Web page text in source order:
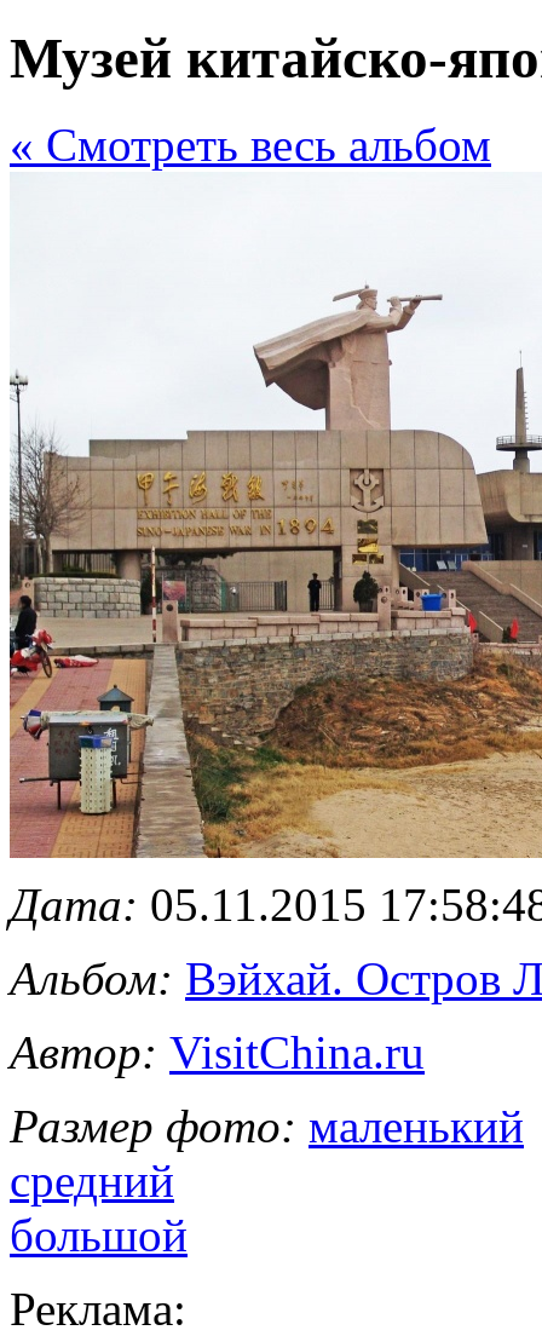
Музей китайско-
« Cмотреть весь альбом
Дата: 05.11.2015
Альбом: Вэйхай. Остров
Автор: VisitChina.ru
Размер фото: маленький
средний
большой
Реклама: